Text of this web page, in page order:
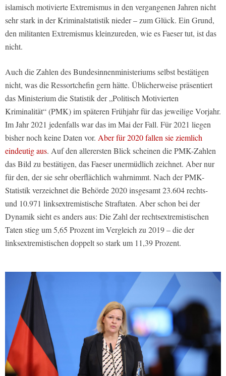
islamisch motivierte Extremismus in den vergangenen Jahren nicht
sehr stark in der Kriminalstatistik nieder – zum Glück. Ein Grund,
den militanten Extremismus kleinzureden, wie es Faeser tut, ist das
nicht.
Auch die Zahlen des Bundesinnenministeriums selbst bestätigen
nicht, was die Ressortchefin gern hätte. Üblicherweise präsentiert
das Ministerium die Statistik der „Politisch Motivierten
Kriminalität“ (PMK) im späteren Frühjahr für das jeweilige Vorjahr.
Im Jahr 2021 jedenfalls war das im Mai der Fall. Für 2021 liegen
bisher noch keine Daten vor. Aber für 2020 fallen sie ziemlich
eindeutig aus. Auf den allerersten Blick scheinen die PMK-Zahlen
das Bild zu bestätigen, das Faeser unermüdlich zeichnet. Aber nur
für den, der sie sehr oberflächlich wahrnimmt. Nach der PMK-
Statistik verzeichnet die Behörde 2020 insgesamt 23.604 rechts-
und 10.971 linksextremistische Straftaten. Aber schon bei der
Dynamik sieht es anders aus: Die Zahl der rechtsextremistischen
Taten stieg um 5,65 Prozent im Vergleich zu 2019 – die der
linksextremistischen doppelt so stark um 11,39 Prozent.